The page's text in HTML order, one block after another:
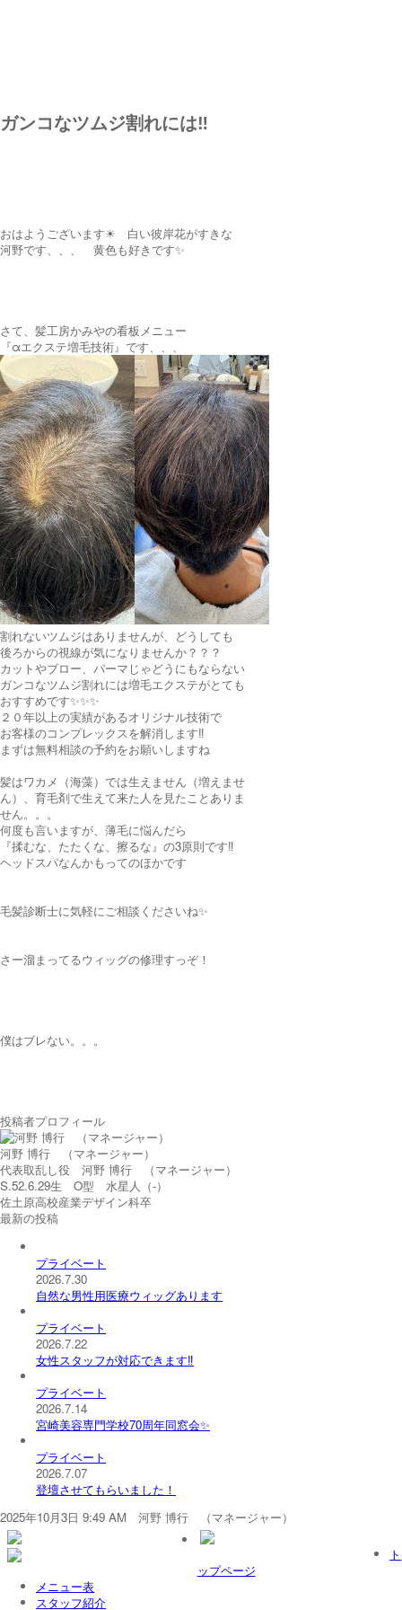
ガンコなツムジ割れには‼️
おはようございます☀ 白い彼岸花がすきな
河野です、、、 黄色も好きです✨
さて、髪工房かみやの看板メニュー
『αエクステ増毛技術』です、、、
割れないツムジはありませんが、どうしても
後ろからの視線が気になりませんか？？？
カットやブロー、パーマじゃどうにもならない
ガンコなツムジ割れには増毛エクステがとても
おすすめです✨✨✨
２０年以上の実績があるオリジナル技術で
お客様のコンプレックスを解消します‼️
まずは無料相談の予約をお願いしますね
髪はワカメ（海藻）では生えません（増えませ
ん）、育毛剤で生えて来た人を見たことありま
せん。。。
何度も言いますが、薄毛に悩んだら
『揉むな、たたくな、擦るな』の3原則です‼️
ヘッドスパなんかもってのほかです
毛髪診断士に気軽にご相談くださいね✨
さー溜まってるウィッグの修理すっぞ！
僕はブレない。。。
投稿者プロフィール
河野 博行 （マネージャー）
代表取乱し役 河野 博行 （マネージャー）
S.52.6.29生 O型 水星人（-）
佐土原高校産業デザイン科卒
最新の投稿
プライベート
2026.7.30
自然な男性用医療ウィッグあります
プライベート
2026.7.22
女性スタッフが対応できます‼️
プライベート
2026.7.14
宮崎美容専門学校70周年同窓会✨
プライベート
2026.7.07
登壇させてもらいました！
2025年10月3日 9:49 AM 河野 博行 （マネージャー）
ト
ップページ
メニュー表
スタッフ紹介